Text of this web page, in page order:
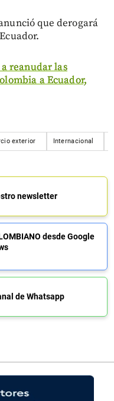
que derogará
reanudar las
a Ecuador,
exterior Internacional
newsletter
desde Google
de Whatsapp